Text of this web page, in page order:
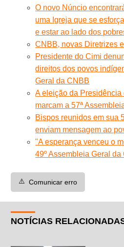
O novo Núncio
uma Igreja que se
e estar ao lado dos
CNBB, novas Diretrizes
Presidente do Cimi
direitos dos povos
Geral da CNBB
A eleição da
marcam a 57ª
Bispos reunidos em sua
enviam mensagem ao
"A esperança venceu o
49º Assembleia Geral da
⚠️ Comunicar erro
NOTÍCIAS